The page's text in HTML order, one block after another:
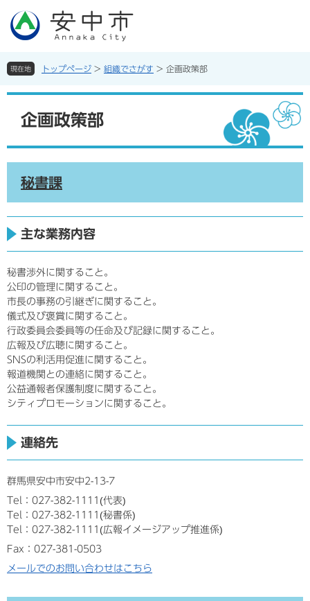
先
で
を
ば
現在地 トップページ > 組織でさがす > 企画政策部
企画政策部
秘書課
主な業務内容
秘書渉外に関すること。
公印の管理に関すること。
市長の事務の引継ぎに関すること。
儀式及び褒賞に関すること。
行政委員会委員等の任命及び記録に関すること。
広報及び広聴に関すること。
SNSの利活用促進に関すること。
報道機関との連絡に関すること。
公益通報者保護制度に関すること。
シティプロモーションに関すること。
連絡先
群馬県安中市安中2-13-7
Tel：027-382-1111
代表
Tel：027-382-1111
秘書係
Tel：027-382-1111
広報イメージアップ推進係
Fax：027-381-0503
メールでのお問い合わせはこちら